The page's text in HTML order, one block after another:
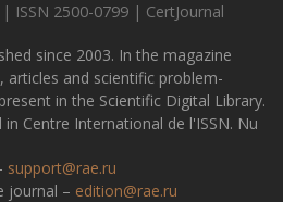
ISSN 2500-0799 | CertJournal
since 2003. In the magazine
articles and scientific problem-
in the Scientific Digital Library.
Centre International de l'ISSN. Nu
support@rae.ru
journal – edition@rae.ru